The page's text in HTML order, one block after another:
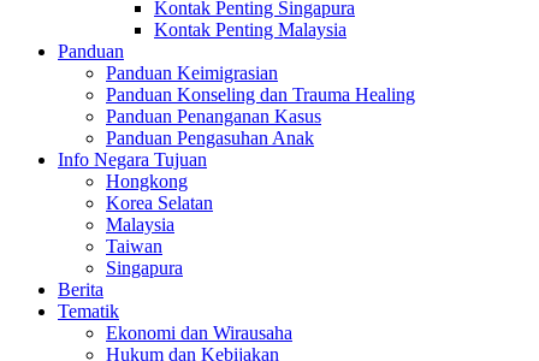
Kontak Penting Singapura
Kontak Penting Malaysia
Panduan
Panduan Keimigrasian
Panduan Konseling dan Trauma Healing
Panduan Penanganan Kasus
Panduan Pengasuhan Anak
Info Negara Tujuan
Hongkong
Korea Selatan
Malaysia
Taiwan
Singapura
Berita
Tematik
Ekonomi dan Wirausaha
Hukum dan Kebijakan